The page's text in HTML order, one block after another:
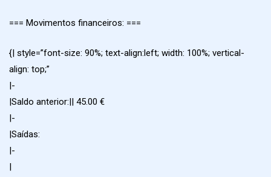
=== Movimentos financeiros: ===
{| style=”font-size: 90%; text-align:left; width: 100%; vertical-
align: top;”
|-
|Saldo anterior:|| 45.00 €
|-
|Saídas:
|-
|